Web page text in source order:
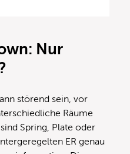
Nur
störend sein, vor
Räume
Spring, Plate oder
ER genau